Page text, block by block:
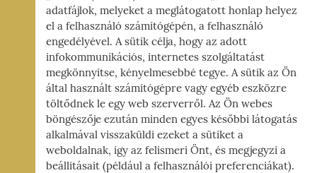
adatfájlok, melyeket a meglátogatott honlap helyez
el a felhasználó számítógépén, a felhasználó
engedélyével. A sütik célja, hogy az adott
infokommunikációs, internetes szolgáltatást
megkönnyítse, kényelmesebbé tegye. A sütik az Ön
által használt számítógépre vagy egyéb eszközre
töltődnek le egy web szerverről. Az Ön webes
böngészője ezután minden egyes későbbi látogatás
alkalmával visszaküldi ezeket a sütiket a
weboldalnak, így az felismeri Önt, és megjegyzi a
beállításait (például a felhasználói preferenciákat).